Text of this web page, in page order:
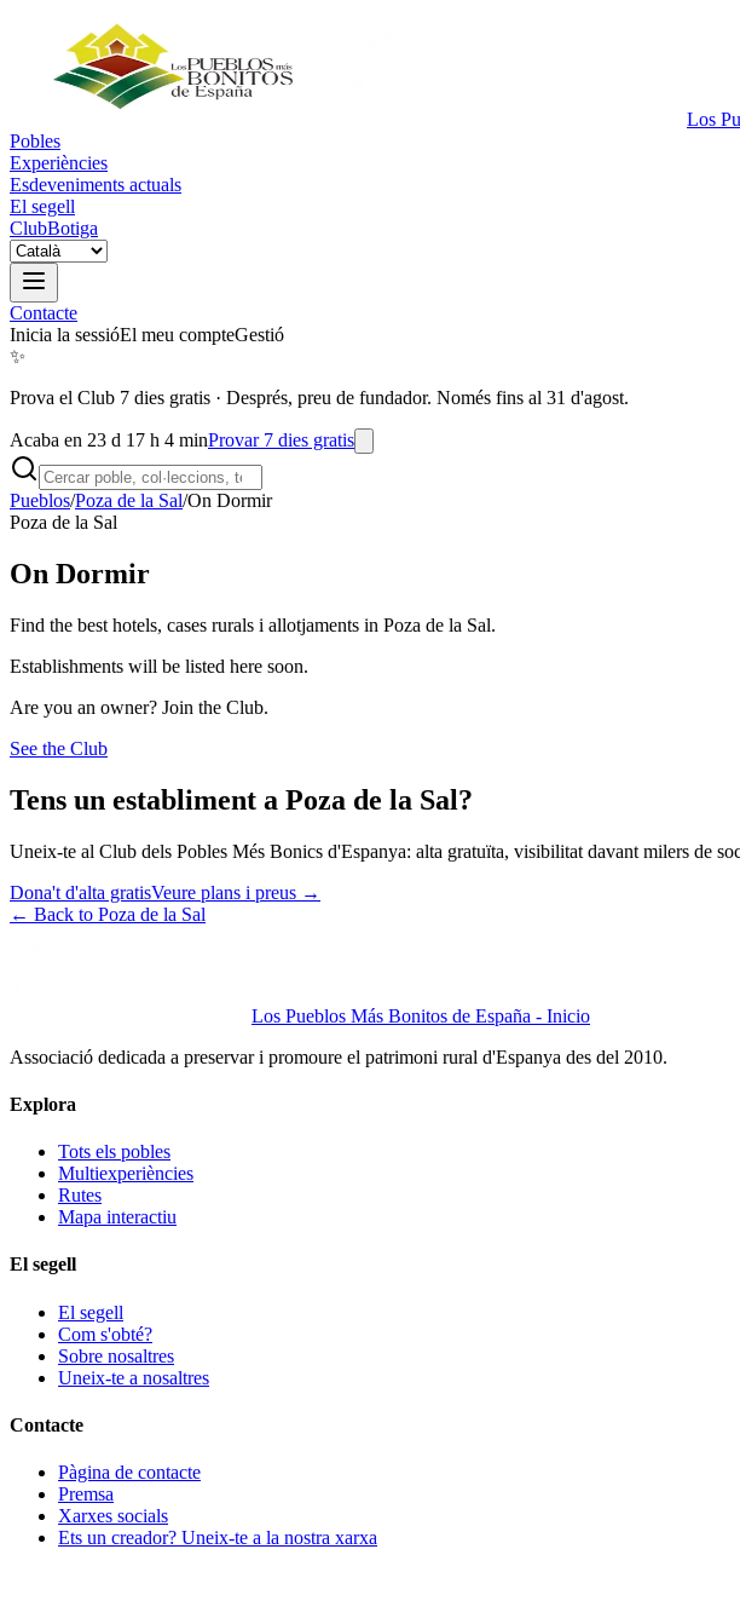
Los
Pobles
Experiències
Esdeveniments actuals
El segell
ClubBotiga
Contacte
Inicia la sessióEl meu compteGestió
✨
Prova el Club 7 dies gratis · Després, preu de fundador. Només fins al 31 d'agost.
Acaba en 23 d 17 h 4 minProvar 7 dies gratis
Pueblos/Poza de la Sal/On Dormir
Poza de la Sal
On Dormir
Find the best hotels, cases rurals i allotjaments in Poza de la Sal.
Establishments will be listed here soon.
Are you an owner? Join the Club.
See the Club
Tens un establiment a Poza de la Sal?
Uneix-te al Club dels Pobles Més Bonics d'Espanya: alta gratuïta, visibilitat davant milers de
Dona't d'alta gratisVeure plans i preus →
← Back to Poza de la Sal
Los Pueblos Más Bonitos de España - Inicio
Associació dedicada a preservar i promoure el patrimoni rural d'Espanya des del 2010.
Explora
Tots els pobles
Multiexperiències
Rutes
Mapa interactiu
El segell
El segell
Com s'obté?
Sobre nosaltres
Uneix-te a nosaltres
Contacte
Pàgina de contacte
Premsa
Xarxes socials
Ets un creador? Uneix-te a la nostra xarxa